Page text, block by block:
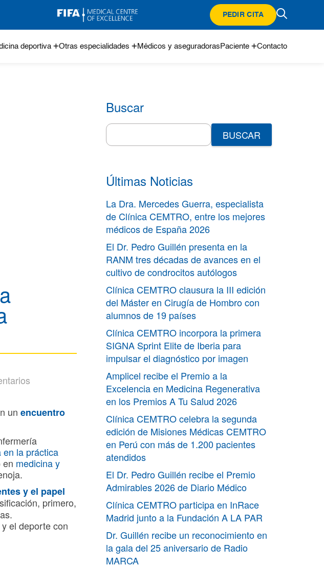
PEDIR CITA
deportiva Otras especialidades Médicos y aseguradoras Paciente Contacto
un encuentro
en la práctica
en medicina y
y el papel
primero,
el deporte con
Buscar
Search
for:
Últimas Noticias
La Dra. Mercedes Guerra, especialista
de Clínica CEMTRO, entre los mejores
médicos de España 2026
El Dr. Pedro Guillén presenta en la
RANM tres décadas de avances en el
cultivo de condrocitos autólogos
Clínica CEMTRO clausura la III edición
del Máster en Cirugía de Hombro con
alumnos de 19 países
Clínica CEMTRO incorpora la primera
SIGNA Sprint Elite de Iberia para
impulsar el diagnóstico por imagen
Amplicel recibe el Premio a la
Excelencia en Medicina Regenerativa
en los Premios A Tu Salud 2026
Clínica CEMTRO celebra la segunda
edición de Misiones Médicas CEMTRO
en Perú con más de 1.200 pacientes
atendidos
El Dr. Pedro Guillén recibe el Premio
Admirables 2026 de Diario Médico
Clínica CEMTRO participa en InRace
Madrid junto a la Fundación A LA PAR
Dr. Guillén recibe un reconocimiento en
la gala del 25 aniversario de Radio
MARCA